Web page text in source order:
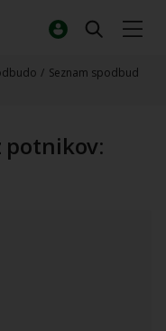
/ Seznam spodbud
potnikov: